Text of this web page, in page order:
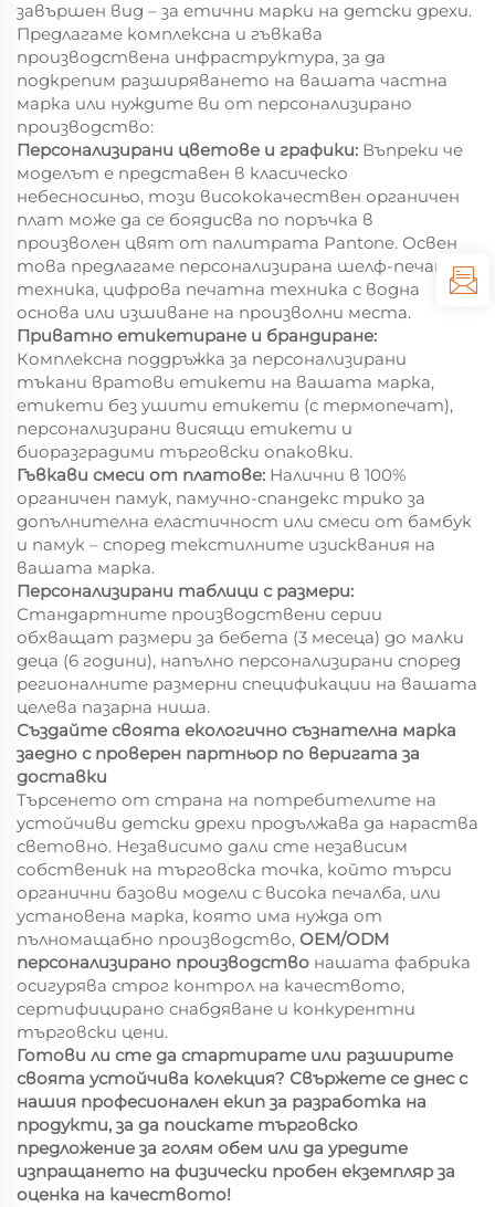
завършен вид – за етични марки на детски дрехи.
Предлагаме комплексна и гъвкава
производствена инфраструктура, за да
подкрепим разширяването на вашата частна
марка или нуждите ви от персонализирано
производство:
Персонализирани цветове и графики: Въпреки че
моделът е представен в класическо
небесносиньо, този висококачествен органичен
плат може да се боядисва по поръчка в
произволен цвят от палитрата Pantone. Освен
това предлагаме персонализирана шелф-печатна
техника, цифрова печатна техника с водна
основа или изшиване на произволни места.
Приватно етикетиране и брандиране:
Комплексна поддръжка за персонализирани
тъкани вратови етикети на вашата марка,
етикети без ушити етикети (с термопечат),
персонализирани висящи етикети и
биоразградими търговски опаковки.
Гъвкави смеси от платове: Налични в 100%
органичен памук, памучно-спандекс трико за
допълнителна еластичност или смеси от бамбук
и памук – според текстилните изисквания на
вашата марка.
Персонализирани таблици с размери:
Стандартните производствени серии
обхващат размери за бебета (3 месеца) до малки
деца (6 години), напълно персонализирани според
регионалните размерни спецификации на вашата
целева пазарна ниша.
Създайте своята екологично съзнателна марка
заедно с проверен партньор по веригата за
доставки
Търсенето от страна на потребителите на
устойчиви детски дрехи продължава да нараства
световно. Независимо дали сте независим
собственик на търговска точка, който търси
органични базови модели с висока печалба, или
установена марка, която има нужда от
пълномащабно производство, OEM/ODM
персонализирано производство нашата фабрика
осигурява строг контрол на качеството,
сертифицирано снабдяване и конкурентни
търговски цени.
Готови ли сте да стартирате или разширите
своята устойчива колекция? Свържете се днес с
нашия професионален екип за разработка на
продукти, за да поискате търговско
предложение за голям обем или да уредите
изпращането на физически пробен екземпляр за
оценка на качеството!